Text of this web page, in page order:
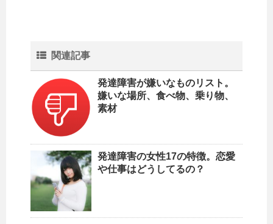
関連記事
発達障害が嫌いなものリスト。
嫌いな場所、食べ物、乗り物、
素材
発達障害の女性17の特徴。恋愛
や仕事はどうしてるの？